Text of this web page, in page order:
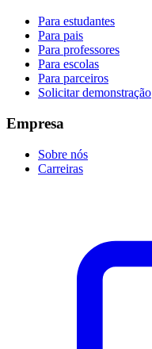
Para estudantes
Para pais
Para professores
Para escolas
Para parceiros
Solicitar demonstração
Empresa
Sobre nós
Carreiras